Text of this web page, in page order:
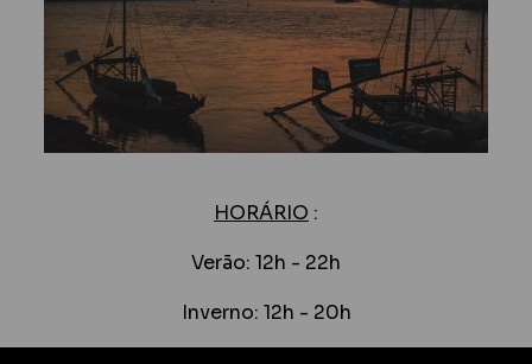
HORÁRIO :
Verão: 12h - 22h
Inverno: 12h - 20h